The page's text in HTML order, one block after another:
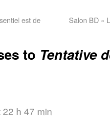
est de
Salon BD «
to Tentative
h 47 min